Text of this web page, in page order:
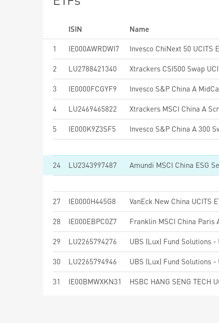
ISIN
Name
1
IE000AWRDWI7 Invesco ChiNext 50 UCITS
2 LU2788421340 Xtrackers CSI500 Swap
3 IE0000FCGYF9 Invesco S&P China A
4 LU2469465822 Xtrackers MSCI China A
5 IE000K9Z3SF5 Invesco S&P China A 300
24 LU2343997487 Amundi MSCI China ESG
27 IE0000H445G8 VanEck New China UCITS
28 IE000EBPC0Z7 Franklin MSCI China Paris
29 LU2265794276
30 LU2265794946
31 IE00BMWXKN31 HSBC HANG SENG TECH